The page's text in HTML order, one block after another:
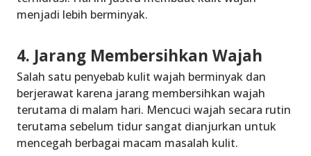
menjadi lebih berminyak.
4. Jarang Membersihkan Wajah
Salah satu penyebab kulit wajah berminyak dan
berjerawat karena jarang membersihkan wajah
terutama di malam hari. Mencuci wajah secara rutin
terutama sebelum tidur sangat dianjurkan untuk
mencegah berbagai macam masalah kulit.